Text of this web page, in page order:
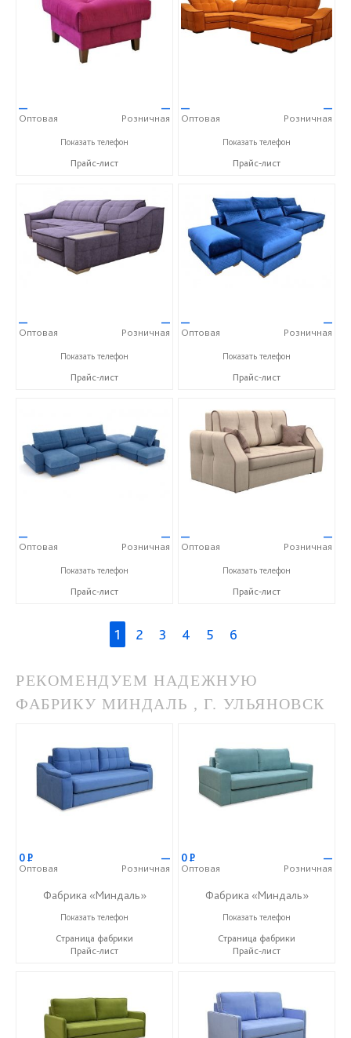
—
Оптовая
—
Розничная
+7 (343) 363-02-83
Показать телефон
Прайс-лист
—
Оптовая
—
Розничная
+7 (343) 363-02-83
Показать телефон
Прайс-лист
—
Оптовая
—
Розничная
+7 (343) 363-02-83
Показать телефон
Прайс-лист
—
Оптовая
—
Розничная
+7 (343) 363-02-83
Показать телефон
Прайс-лист
—
Оптовая
—
Розничная
+7 (343) 363-02-83
Показать телефон
Прайс-лист
—
Оптовая
—
Розничная
+7 (343) 363-02-83
Показать телефон
Прайс-лист
1 2 3 4 5 6
РЕКОМЕНДУЕМ НАДЕЖНУЮ
ФАБРИКУ МИНДАЛЬ , Г. УЛЬЯНОВСК
0Р
Оптовая
—
Розничная
Фабрика «Миндаль»
+7 (927) 630-62-82
Показать телефон
Страница фабрики
Прайс-лист
0Р
Оптовая
—
Розничная
Фабрика «Миндаль»
+7 (927) 630-62-82
Показать телефон
Страница фабрики
Прайс-лист